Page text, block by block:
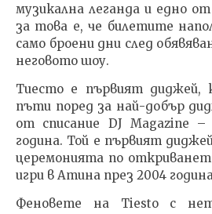
отново в
19.05.2016
музикална леганда и едно
за това е, че билетите
само броени дни след
неговото шоу.
Тиесто е първият диджей,
пъти поред за най-добър
от списание DJ Magazine
година. Той е първият
церемонията по
игри в Атина през 2004
Феновете на Tiesto с